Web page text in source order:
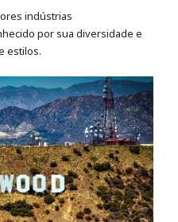
indústrias
por sua diversidade e
estilos.